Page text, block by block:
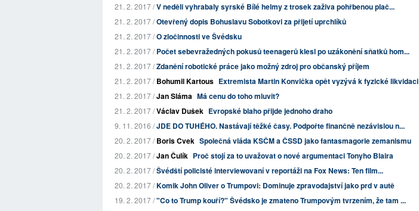
21. 2. 2017 /V neděli vyhrabaly syrské Bílé helmy z trosek zaživa pohřbenou plač...
21. 2. 2017 /Otevřený dopis Bohuslavu Sobotkovi za přijetí uprchlíků
21. 2. 2017 /O zločinnosti ve Švédsku
21. 2. 2017 /Počet sebevražedných pokusů teenagerů klesl po uzákonění sňatků hom...
21. 2. 2017 /Zdanění robotické práce jako možný zdroj pro občanský příjem
21. 2. 2017 /Bohumil Kartous Extremista Martin Konvička opět vyzývá k fyzické likvidaci
21. 2. 2017 /Jan Sláma Má cenu do toho mluvit?
21. 2. 2017 /Václav Dušek Evropské blaho přijde jednoho draho
9. 11. 2016 /JDE DO TUHÉHO. Nastávají těžké časy. Podpořte finančně nezávislou n...
20. 2. 2017 /Boris Cvek Společná vláda KSČM a ČSSD jako fantasmagorie zemanismu
20. 2. 2017 /Jan Čulík Proč stojí za to uvažovat o nové argumentaci Tonyho Blaira
20. 2. 2017 /Švédští policisté interviewovaní v reportáži na Fox News: Ten film...
20. 2. 2017 /Komik John Oliver o Trumpovi: Dominuje zpravodajství jako prd v autě
19. 2. 2017 /"Co to Trump kouří?" Švédsko je zmateno Trumpovým tvrzením, že tam ...